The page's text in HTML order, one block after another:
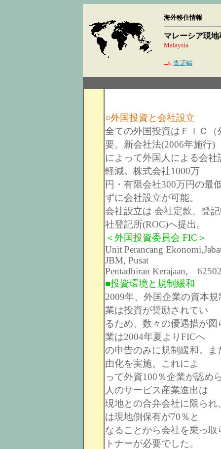
海外移住情報
マレーシア現地
Malaysia
査証編
○外国投資と会社設立
全ての外国投資はＦＩＣ
要。新会社法(2006年施行)
によって外国人による会
軽減。株式会社1000万
円・有限会社300万円の最
ずに会社設立が可能。
会社設立は 会社定款、登
社登記所(ROC)へ提出。
＜外国投資委員会 FIC＞
Unit Perancang
JBM, Pusat
Pentadbiran Kerajaan,
■投資環境と規制緩和
2009年、外国企業の資本
業は投資が奨励されてい
るため、数々の優遇措が
業は2004年夏よりFICへ
の申告のみに規制緩和。
由化を実施。これによ
って外資100％企業が認め
人のサービス産業進出は
現地との合弁会社に限ら
は現地側保有が70％と
なることから会社を乗っ
トナーが必要でした。